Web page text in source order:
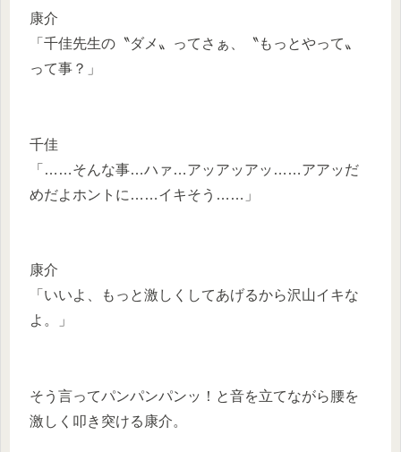
康介
「千佳先生の〝ダメ〟ってさぁ、〝もっとやって〟
って事？」
千佳
「……そんな事…ハァ…アッアッアッ……アアッだ
めだよホントに……イキそう……」
康介
「いいよ、もっと激しくしてあげるから沢山イキな
よ。」
そう言ってパンパンパンッ！と音を立てながら腰を
激しく叩き突ける康介。